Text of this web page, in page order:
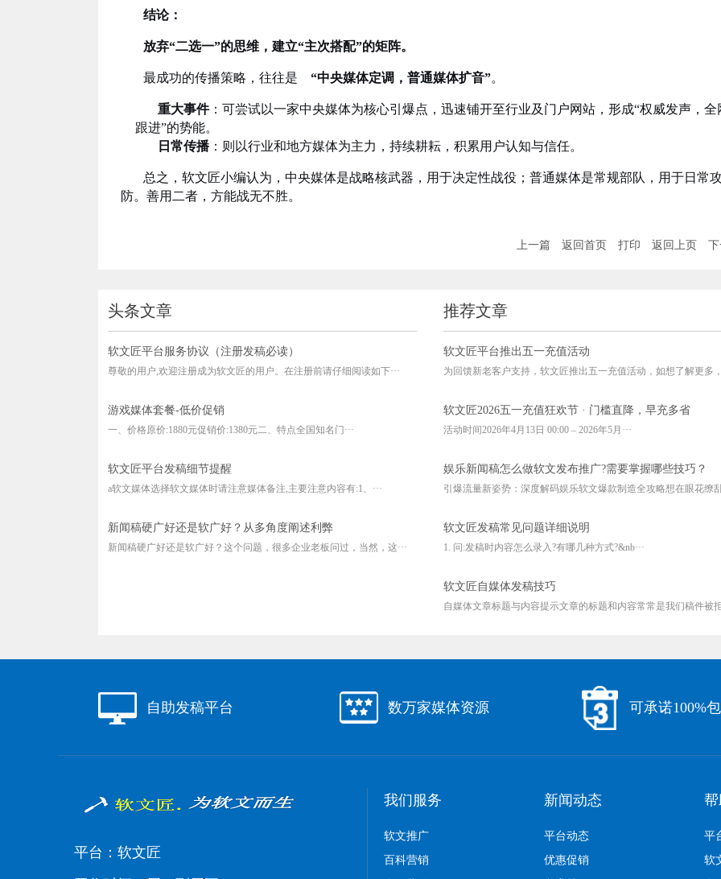
结论：
放弃“二选一”的思维，建立“主次搭配”的矩阵。
最成功的传播策略，往往是 “中央媒体定调，普通媒体扩音”。
重大事件：可尝试以一家中央媒体为核心引爆点，迅速铺开至行业及门户网站，形成“权威发声，全
跟进”的势能。
日常传播：则以行业和地方媒体为主力，持续耕耘，积累用户认知与信任。
总之，软文匠小编认为，中央媒体是战略核武器，用于决定性战役；普通媒体是常规部队，用于日常
防。善用二者，方能战无不胜。
上一篇 返回首页 打印 返回上页
头条文章
软文匠平台服务协议（注册发稿必读）
尊敬的用户,欢迎注册成为软文匠的用户。在注册前请仔细阅读如下···
游戏媒体套餐-低价促销
一、价格原价:1880元促销价:1380元二、特点全国知名门···
软文匠平台发稿细节提醒
a软文媒体选择软文媒体时请注意媒体备注,主要注意内容有:1、···
新闻稿硬广好还是软广好？从多角度阐述利弊
新闻稿硬广好还是软广好？这个问题，很多企业老板问过，当然，这···
推荐文章
软文匠平台推出五一充值活动
为回馈新老客户支持，软文匠推出五一充值活动，如想了解更多，
软文匠2026五一充值狂欢节 · 门槛直降，早充多省
活动时间2026年4月13日 00:00 – 2026年5月···
娱乐新闻稿怎么做软文发布推广?需要掌握哪些技巧？
引爆流量新姿势：深度解码娱乐软文爆款制造全攻略想在眼花缭乱
软文匠发稿常见问题详细说明
1. 问:发稿时内容怎么录入?有哪几种方式?&nb···
软文匠自媒体发稿技巧
自媒体文章标题与内容提示文章的标题和内容常常是我们稿件被拒
自助发稿平台 数万家媒体资源 可承诺100%
平台：软文匠
我们服务
软文推广
百科营销
新闻动态
平台动态
优惠促销
平
软